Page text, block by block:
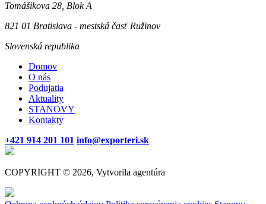
Tomášikova 28, Blok A
821 01 Bratislava - mestská časť Ružinov
Slovenská republika
Domov
O nás
Podujatia
Aktuality
STANOVY
Kontakty
+421 914 201 101 info@exporteri.sk
COPYRIGHT © 2026, Vytvorila agentúra